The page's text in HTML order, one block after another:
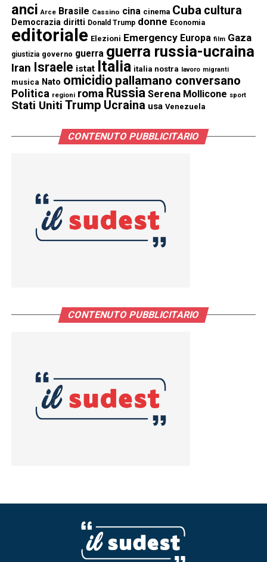
anci Arce Brasile Cassino cina cinema Cuba cultura
Democrazia diritti Donald Trump donne Economia
editoriale Elezioni Emergency Europa film Gaza
giustizia governo guerra guerra russia-ucraina
Iran Israele istat Italia italia nostra lavoro migranti
musica Nato omicidio pallamano conversano
Politica regioni roma Russia Serena Mollicone sport
Stati Uniti Trump Ucraina usa Venezuela
CONTENUTO PUBBLICITARIO
CONTENUTO PUBBLICITARIO